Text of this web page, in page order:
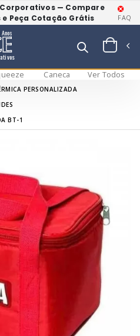
— Compare
Peça Cotação Grátis
FAQ
Caneca Ver Todos
PERSONALIZADA
BT-1